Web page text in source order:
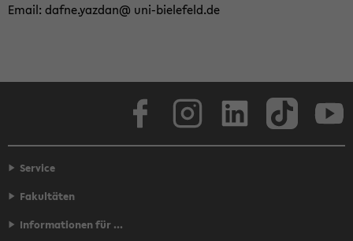
Email: dafne.yaz­dan@ uni-​bielefeld.de
Face­book
Service
Fakultäten
Informationen für ...